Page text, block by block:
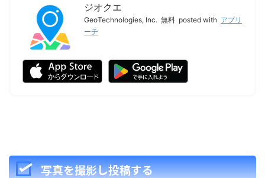
ジオクエ
GeoTechnologies, Inc. 無料 posted with アプリ
ーチ
写真を撮影し投稿する